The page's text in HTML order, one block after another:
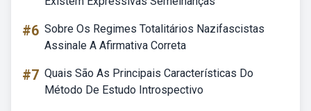
#6 Sobre Os Regimes Totalitários Nazifascistas
Assinale A Afirmativa Correta
#7 Quais São As Principais Características Do
Método De Estudo Introspectivo